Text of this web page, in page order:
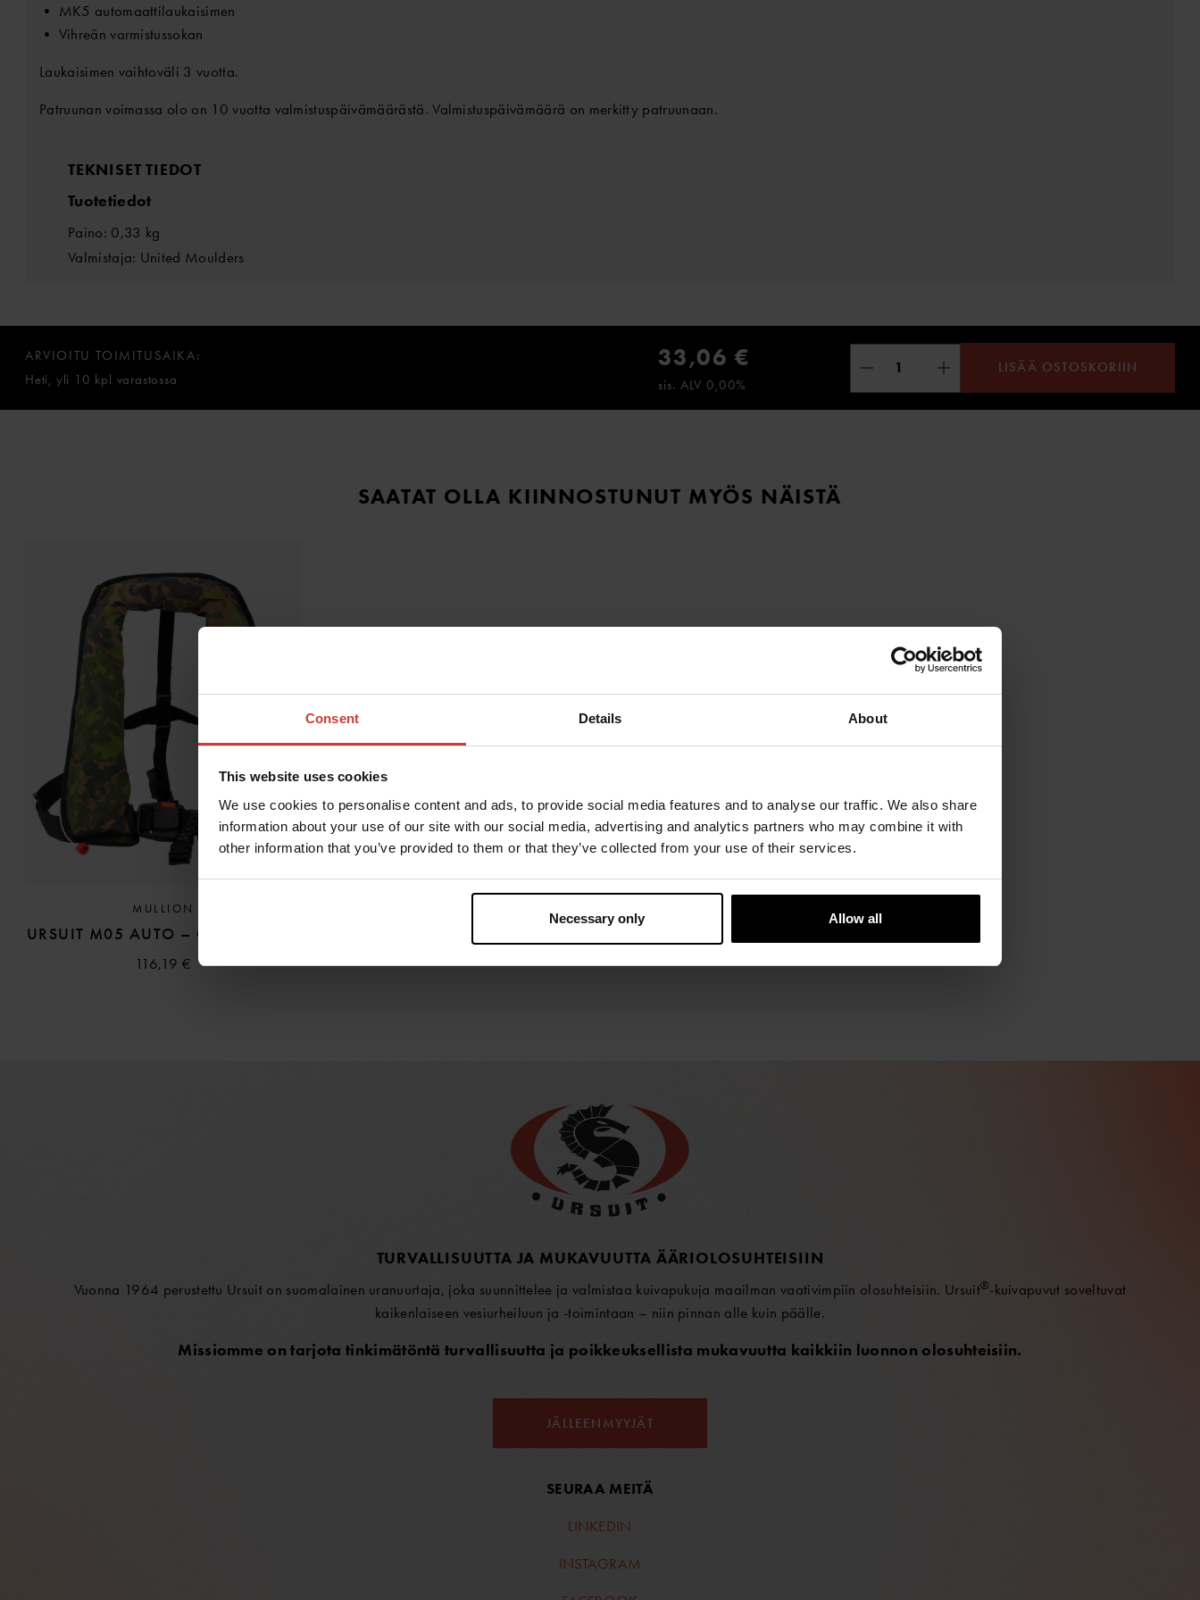
Consent Details About
This website uses cookies
We use cookies to personalise content and ads, to provide social media features and to analyse our traffic. We also share
information about your use of our site with our social media, advertising and analytics partners who may combine it with
other information that you’ve provided to them or that they’ve collected from your use of their services.
Necessary only Allow all
• MK5 automaattilaukaisimen
• Vihreän varmistussokan
Laukaisimen vaihtoväli 3 vuotta.
Patruunan voimassa olo on 10 vuotta valmistuspäivämäärästä. Valmistuspäivämäärä on merkitty patruunaan.
TEKNISET TIEDOT
Tuotetiedot
Paino: 0,33 kg
Valmistaja: United Moulders
ARVIOITU TOIMITUSAIKA:
Heti, yli 10 kpl varastossa
33,06 €
sis. ALV 0,00%
LISÄÄ OSTOSKORIIN
SAATAT OLLA KIINNOSTUNUT MYÖS NÄISTÄ
MULLION
URSUIT M05 AUTO – CAMOKUOSI
116,19 €
JÄLLEENMYYJÄT
SEURAA MEITÄ
LINKEDIN
INSTAGRAM
TURVALLISUUTTA JA MUKAVUUTTA ÄÄRIOLOSUHTEISIIN
Vuonna 1964 perustettu Ursuit on suomalainen uranuurtaja, joka suunnittelee ja valmistaa kuivapukuja maailman vaativimpiin olosuhteisiin. Ursuit®-kuivapuvut soveltuvat
kaikenlaiseen vesiurheiluun ja -toimintaan – niin pinnan alle kuin päälle.
Missiomme on tarjota tinkimätöntä turvallisuutta ja poikkeuksellista mukavuutta kaikkiin luonnon olosuhteisiin.